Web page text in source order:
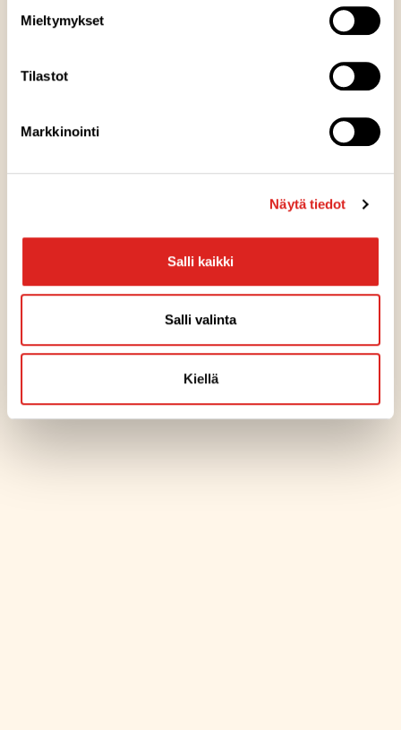
Mieltymykset
Tilastot
Markkinointi
Näytä tiedot
Salli kaikki
Salli valinta
Kiellä